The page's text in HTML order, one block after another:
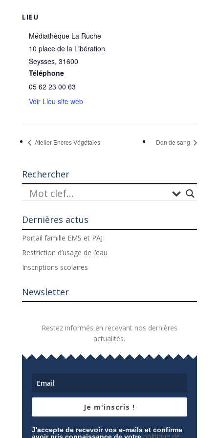
LIEU
Médiathèque La Ruche
10 place de la Libération
Seysses, 31600
Téléphone
05 62 23 00 63
Voir Lieu site web
Atelier Encres Végétales Don de sang
Rechercher
Dernières actus
Portail famille EMS et PAJ
Restriction d’usage de l’eau
Inscriptions scolaires
Newsletter
Restez informés en recevant nos dernières
actualités.
Je m'inscris !
J'accepte de recevoir vos e-mails et confirme